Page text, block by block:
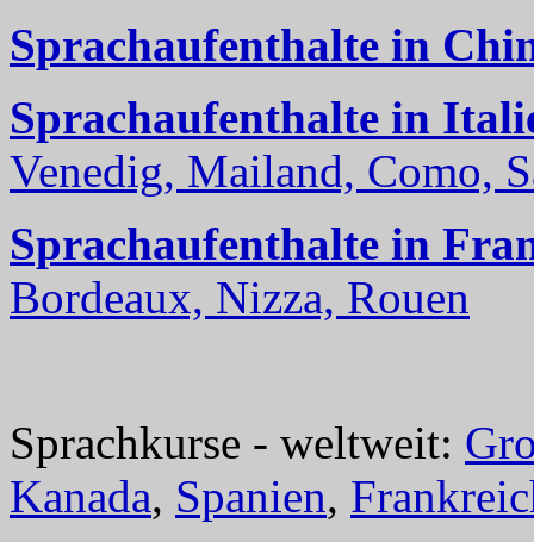
Sprachaufenthalte in
Sprachaufenthalte in
Venedig, Mailand, Como,
Sprachaufenthalte in
Bordeaux, Nizza, Rouen
Sprachkurse - weltweit:
Kanada, Spanien,